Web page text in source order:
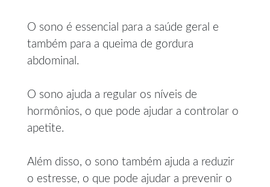
O sono é essencial para a saúde geral e
também para a queima de gordura
abdominal.
O sono ajuda a regular os níveis de
hormônios, o que pode ajudar a controlar o
apetite.
Além disso, o sono também ajuda a reduzir
o estresse, o que pode ajudar a prevenir o